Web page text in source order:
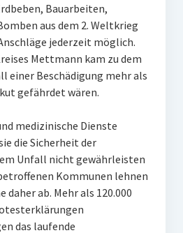
Bauarbeiten,
aus dem 2. Weltkrieg
jederzeit möglich.
Mettmann kam zu dem
einer Beschädigung mehr als
gefährdet wären.
medizinische Dienste
die Sicherheit der
Unfall nicht gewährleisten
Kommunen lehnen
ab. Mehr als 120.000
das laufende